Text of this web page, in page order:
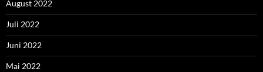
August 2022
Juli 2022
Juni 2022
Mai 2022